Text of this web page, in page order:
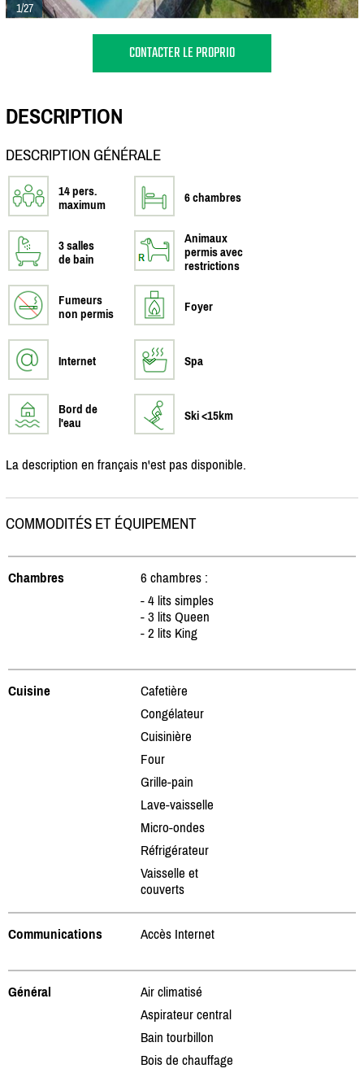
1/27
CONTACTER LE PROPRIO
DESCRIPTION
DESCRIPTION GÉNÉRALE
14 pers.
maximum
6 chambres
3 salles
de bain
Animaux
permis avec
restrictions
Fumeurs
non permis
Foyer
Internet Spa
Bord de
l'eau
Ski <15km
La description en français n'est pas disponible.
COMMODITÉS ET ÉQUIPEMENT
Chambres
6 chambres :
- 4 lits simples
- 3 lits Queen
- 2 lits King
Cuisine
Cafetière
Congélateur
Cuisinière
Four
Grille-pain
Lave-vaisselle
Micro-ondes
Réfrigérateur
Vaisselle et
couverts
Communications Accès Internet
Général
Air climatisé
Aspirateur central
Bain tourbillon
Bois de chauffage